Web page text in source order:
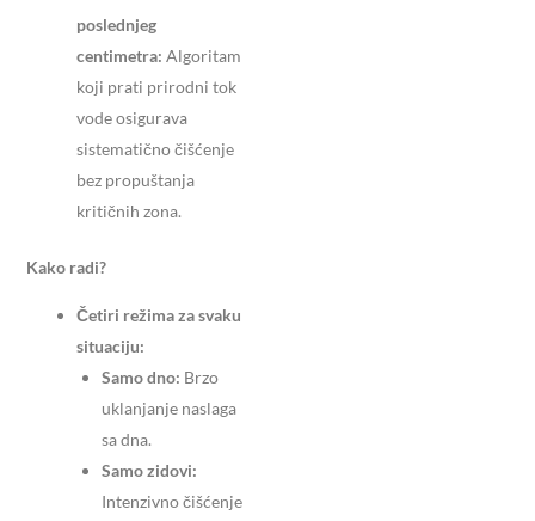
poslednjeg
centimetra: Algoritam
koji prati prirodni tok
vode osigurava
sistematično čišćenje
bez propuštanja
kritičnih zona.
Kako radi?
Četiri režima za svaku
situaciju:
Samo dno: Brzo
uklanjanje naslaga
sa dna.
Samo zidovi:
Intenzivno čišćenje